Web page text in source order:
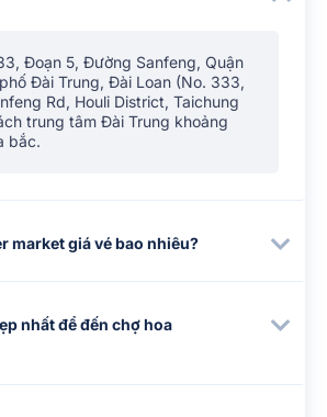
Đoạn 5, Đường Sanfeng, Quận
Đài Trung, Đài Loan (No. 333,
Rd, Houli District, Taichung
trung tâm Đài Trung khoảng
bắc.
market giá vé bao nhiêu?
nhất để đến chợ hoa